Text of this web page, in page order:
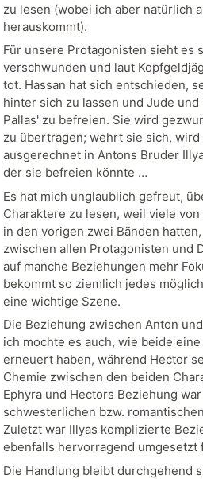
zu lesen (wobei ich aber natürlich
herauskommt).
Für unsere Protagonisten sieht es
verschwunden und laut
tot. Hassan hat sich entschieden,
hinter sich zu lassen und Jude
Pallas' zu befreien. Sie wird
zu übertragen; wehrt sie sich,
ausgerechnet in Antons Bruder
der sie befreien könnte …
Es hat mich unglaublich gefreut,
Charaktere zu lesen, weil viele
in den vorigen zwei Bänden
zwischen allen Protagonisten und
auf manche Beziehungen mehr
bekommt so ziemlich jedes
eine wichtige Szene.
Die Beziehung zwischen Anton
ich mochte es auch, wie beide
erneuert haben, während Hector
Chemie zwischen den beiden
Ephyra und Hectors Beziehung
schwesterlichen bzw.
Zuletzt war Illyas komplizierte
ebenfalls hervorragend umgesetzt
Die Handlung bleibt durchgehend